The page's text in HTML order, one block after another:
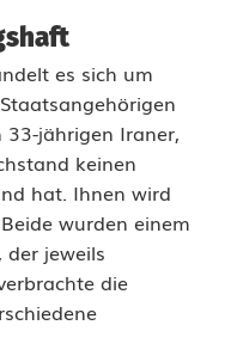
es sich um
jährigen Iraner,
keinen
hat. Ihnen wird
wurden einem
jeweils
die